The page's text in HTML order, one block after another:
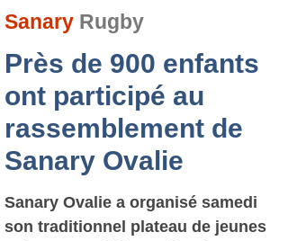
Sanary Rugby
Près de 900 enfants
ont participé au
rassemblement de
Sanary Ovalie
Sanary Ovalie a organisé samedi
son traditionnel plateau de jeunes